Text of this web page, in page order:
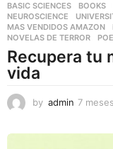
BASIC SCIENCES ,BOOKS
NEUROSCIENCE
,
MAS VENDIDOS AMAZON
NOVELAS DE TERROR
,
Recupera tu
vida
by admin 7